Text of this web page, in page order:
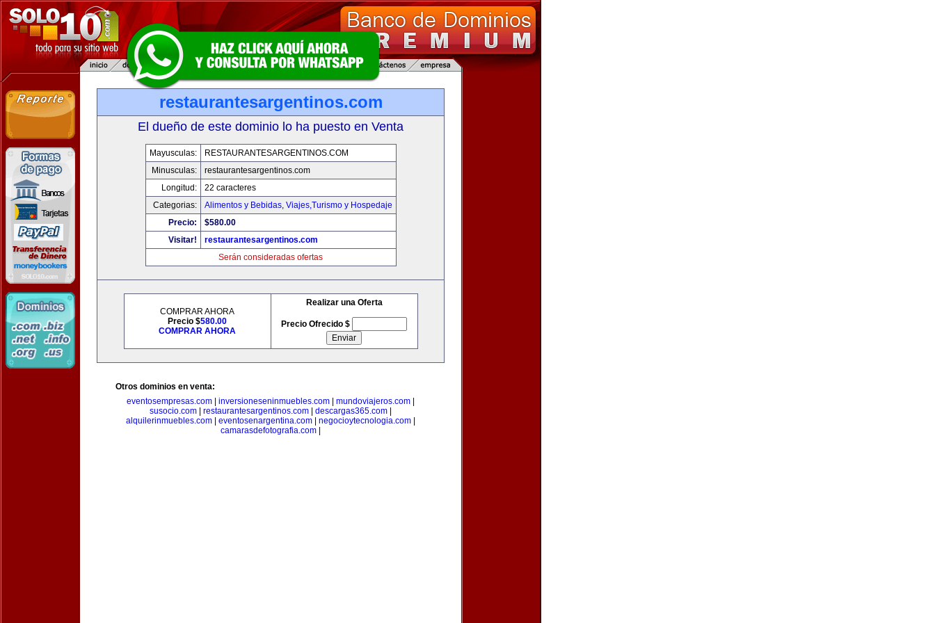
restaurantesargentinos.com
El dueño de este dominio lo ha puesto en Venta
Mayusculas:
RESTAURANTESARGENTINOS.COM
Minusculas:
restaurantesargentinos.com
Longitud:
22 caracteres
Categorias:
Alimentos y Bebidas, Viajes,Turismo y Hospedaje
Precio:
$580.00
Visitar!
restaurantesargentinos.com
Serán consideradas ofertas
COMPRAR AHORA
Precio $580.00
COMPRAR AHORA
Realizar una Oferta
Precio Ofrecido $
Otros dominios en venta:
eventosempresas.com
inversioneseninmuebles.com mundoviajeros.com
susocio.com
restaurantesargentinos.com descargas365.com
alquilerinmuebles.com
eventosenargentina.com negocioytecnologia.com
camarasdefotografia.com